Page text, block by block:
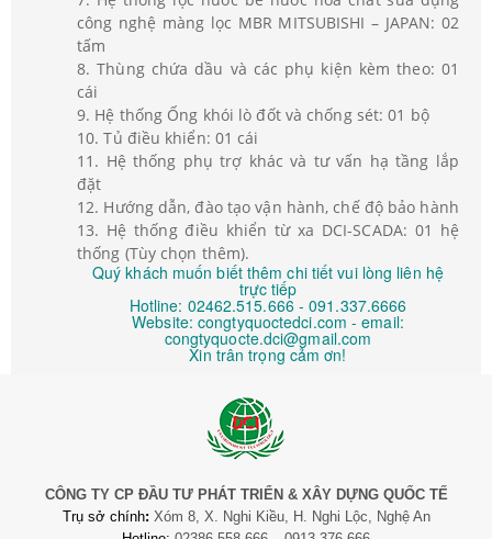
công nghệ màng lọc MBR MITSUBISHI – JAPAN: 02
tấm
8. Thùng chứa dầu và các phụ kiện kèm theo: 01
cái
9. Hệ thống Ống khói lò đốt và chống sét: 01 bộ
10. Tủ điều khiển: 01 cái
11. Hệ thống phụ trợ khác và tư vấn hạ tầng lắp
đặt
12. Hướng dẫn, đào tạo vận hành, chế độ bảo hành
13. Hệ thống điều khiển từ xa DCI-SCADA: 01 hệ
thống (Tùy chọn thêm).
Quý khách muốn biết thêm chi tiết vui lòng liên hệ
trực tiếp
Hotline: 02462.515.666 - 091.337.6666
Website: congtyquoctedci.com - email:
congtyquocte.dci@gmail.com
Xin trân trọng cảm ơn!
CÔNG TY CP ĐẦU TƯ PHÁT TRIỂN & XÂY DỰNG QUỐC TẾ
Trụ sở chính: Xóm 8, X. Nghi Kiều, H. Nghi Lộc, Nghệ An